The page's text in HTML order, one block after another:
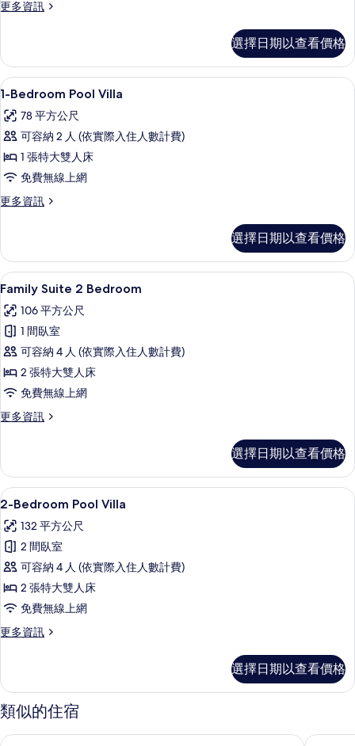
所
片
更多資訊
更
Villa
的
詳
選擇日期以查看價格
顯
示
1-
Bedroom
Pool
Villa
的
相
片
1-Bedroom Pool Villa | 免費迷你吧、
21
1-Bedroom Pool Villa
78 平方公尺
可容納 2 人 (依實際入住人數計費)
1 張特大雙人床
免費無線上網
更多資訊
更
Pool
Villa
的
情
選擇日期以查看價格
顯
示
Family
Suite
2
Bedroom
的
所
片
Family Suite 2 Bedroom | 免費迷你
20
Family Suite 2 Bedroom
106 平方公尺
1 間臥室
可容納 4 人 (依實際入住人數計費)
2 張特大雙人床
免費無線上網
更多資訊
更
2
Bedroom
的
情
選擇日期以查看價格
顯
示
2-
Bedroom
Pool
Villa
的
所
片
23
2-Bedroom Pool Villa
132 平方公尺
2 間臥室
可容納 4 人 (依實際入住人數計費)
2 張特大雙人床
免費無線上網
更多資訊
更
Pool
Villa
的
選擇日期以查看價格
類似的住宿
水晶灣遊艇俱樂部 蘇梅島